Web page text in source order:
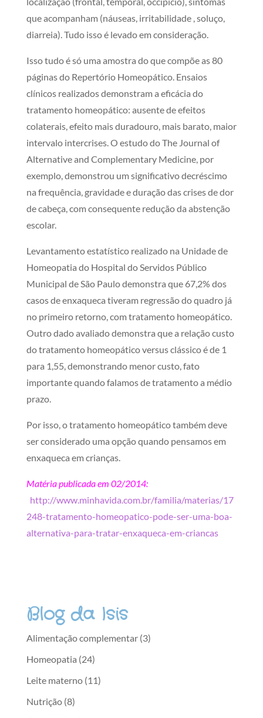
que acompanham (náuseas, irritabilidade , soluço,
diarreia). Tudo isso é levado em consideração.
Isso tudo é só uma amostra do que compõe as 80
páginas do Repertório Homeopático. Ensaios
clínicos realizados demonstram a eficácia do
tratamento homeopático: ausente de efeitos
colaterais, efeito mais duradouro, mais barato, maior
intervalo intercrises. O estudo do The Journal of
Alternative and Complementary Medicine, por
exemplo, demonstrou um significativo decréscimo
na frequência, gravidade e duração das crises de dor
de cabeça, com consequente redução da abstenção
escolar.
Levantamento estatístico realizado na Unidade de
Homeopatia do Hospital do Servidos Público
Municipal de São Paulo demonstra que 67,2% dos
casos de enxaqueca tiveram regressão do quadro já
no primeiro retorno, com tratamento homeopático.
Outro dado avaliado demonstra que a relação custo
do tratamento homeopático versus clássico é de 1
para 1,55, demonstrando menor custo, fato
importante quando falamos de tratamento a médio
prazo.
Por isso, o tratamento homeopático também deve
ser considerado uma opção quando pensamos em
enxaqueca em crianças.
Matéria publicada em 02/2014:
http://www.minhavida.com.br/familia/materias/17
248-tratamento-homeopatico-pode-ser-uma-boa-
alternativa-para-tratar-enxaqueca-em-criancas
Blog da Isis
Alimentação complementar(3)
Homeopatia (24)
Leite materno(11)
Nutrição(8)